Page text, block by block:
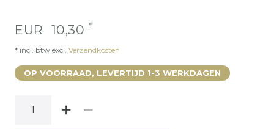
EUR 10,30 *
* incl. btw excl. Verzendkosten
OP VOORRAAD, LEVERTIJD 1-3 WERKDAGEN